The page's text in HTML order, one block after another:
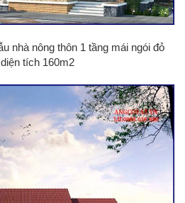
nhà nông thôn 1 tầng mái ngói đỏ
tích 160m2